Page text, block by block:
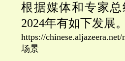
根据媒体和专家
2024年有如下发展。
https://
场景